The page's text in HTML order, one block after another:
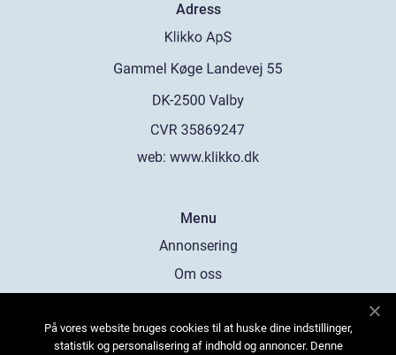
Adress
web: www.klikko.dk
Menu
Annonsering
Om oss
Kontakta oss
På vores website bruges cookies til at huske dine indstillinger,
statistik og personalisering af indhold og annoncer. Denne